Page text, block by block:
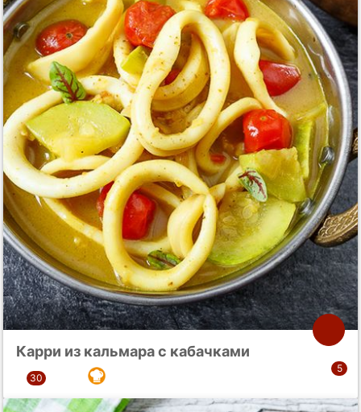
Карри из кальмара с кабачками